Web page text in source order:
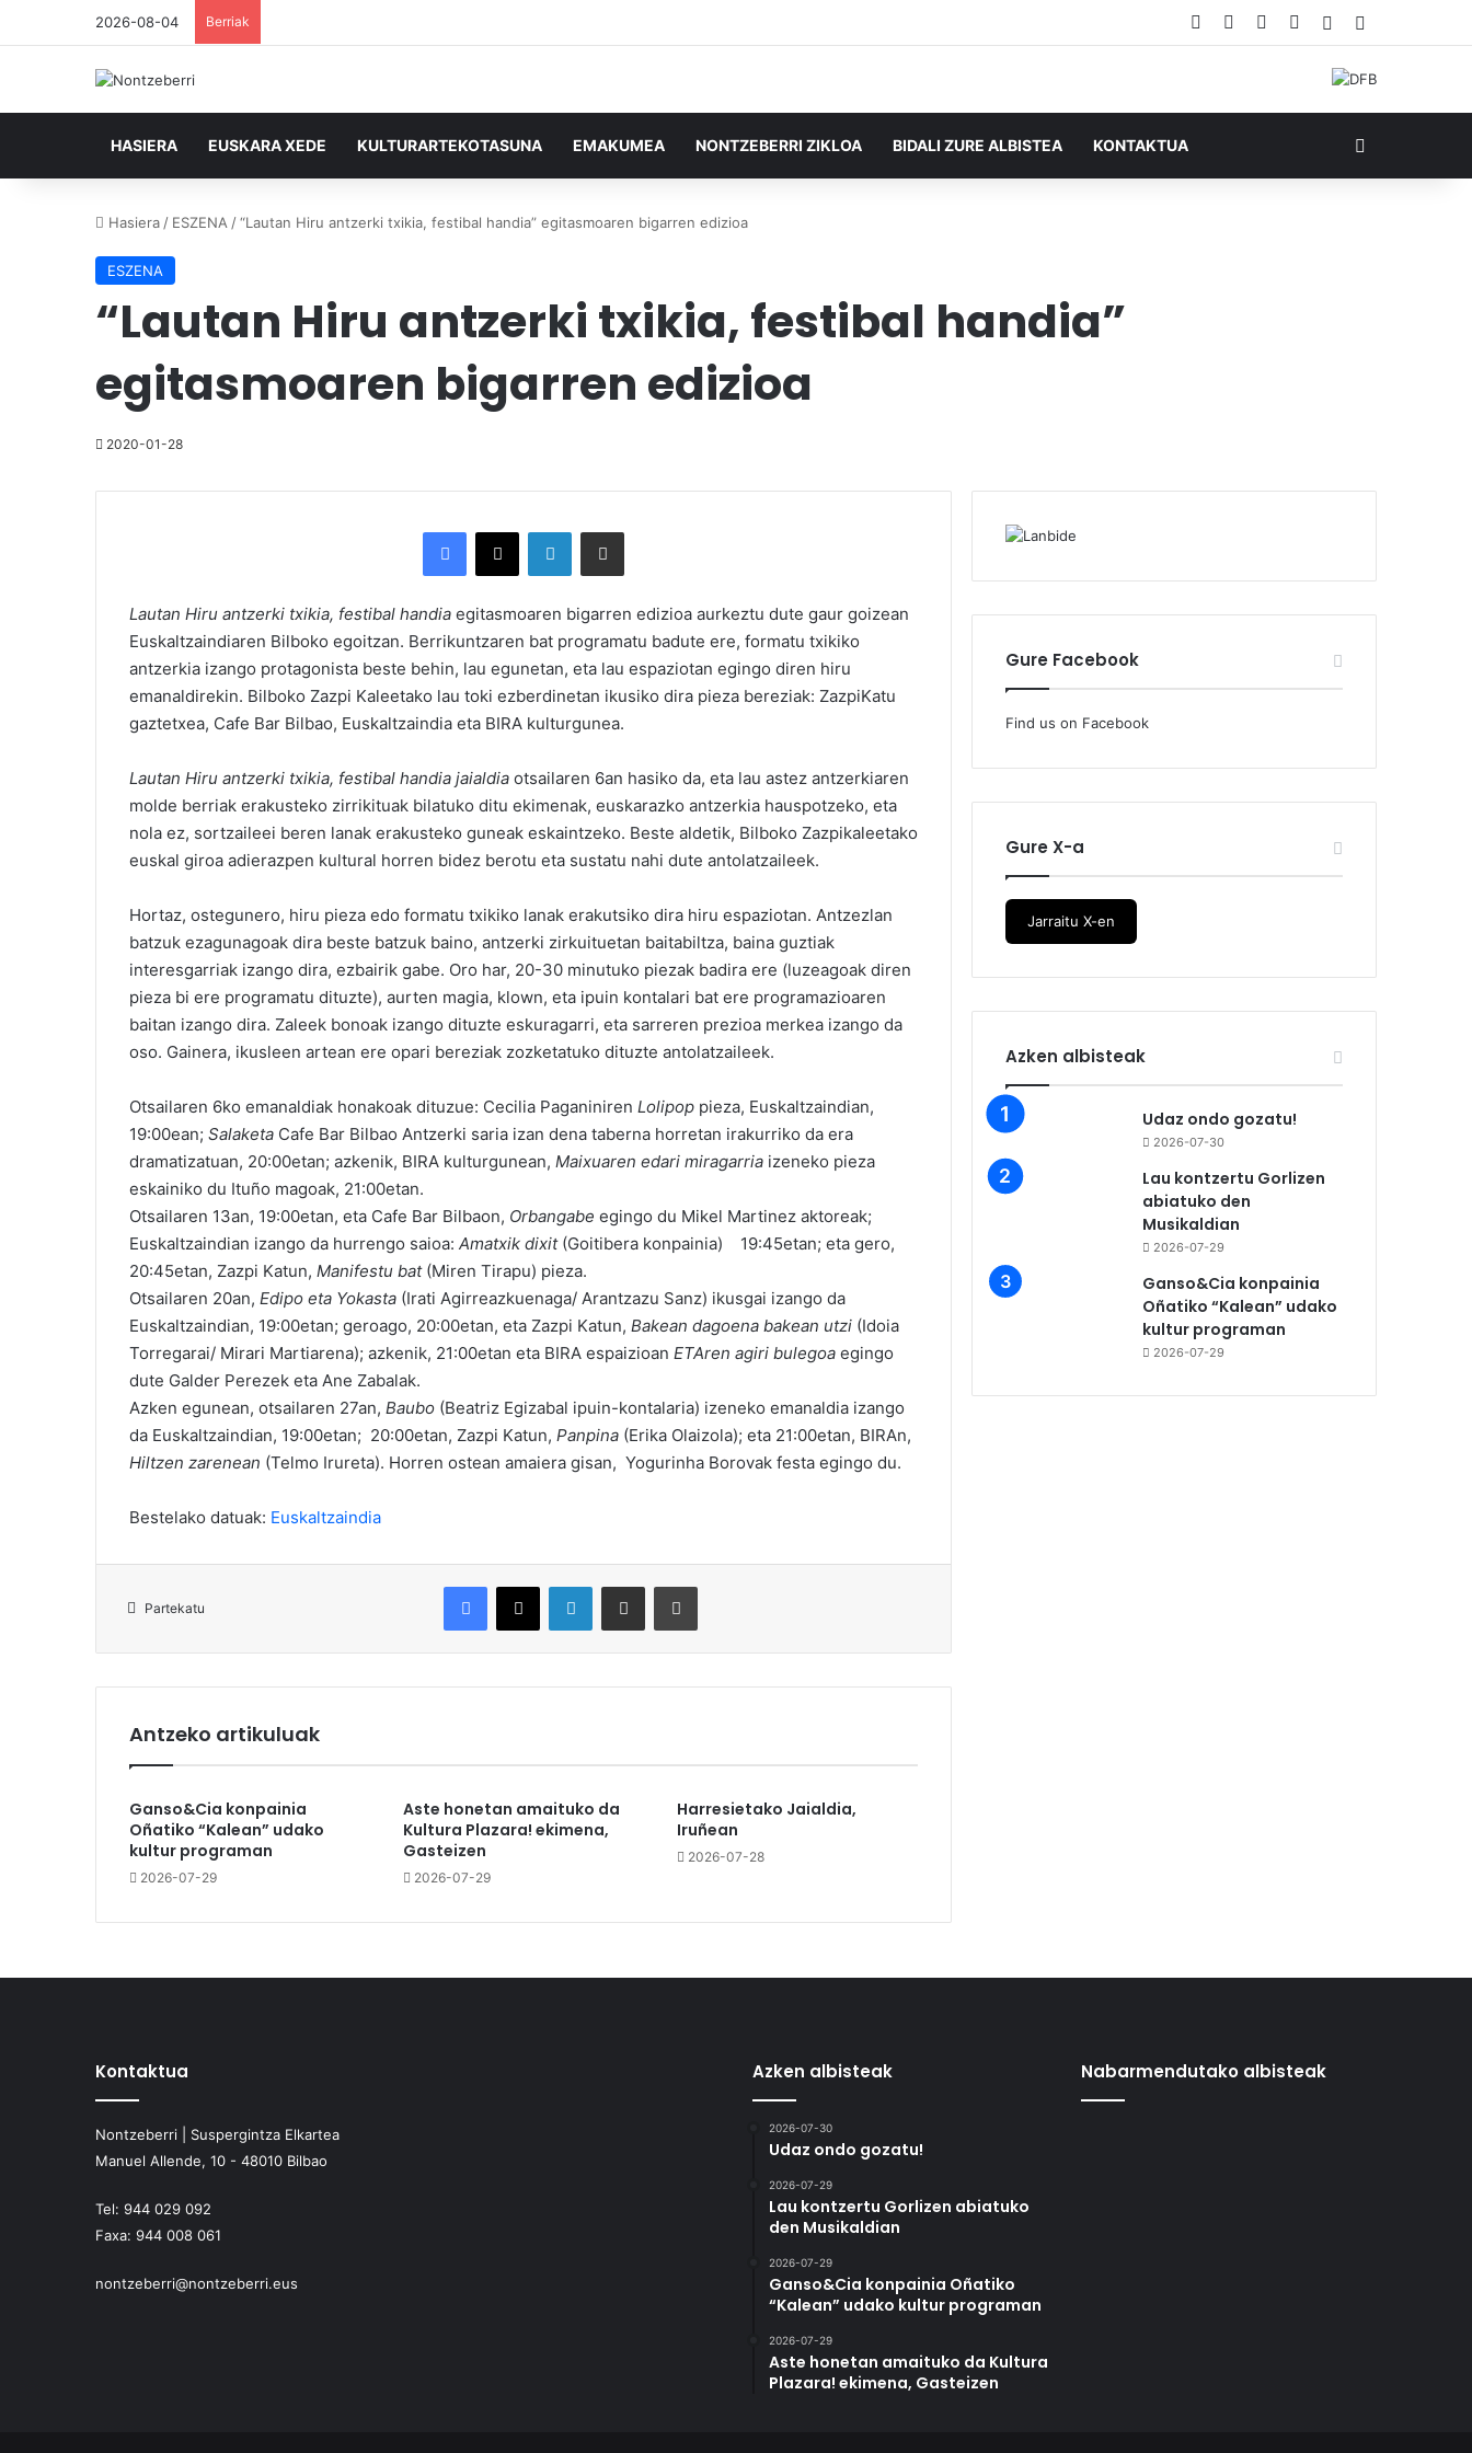
2026-08-04 Berriak Facebook YouTube
RSS Ausazko
HASIERA EUSKARA XEDE KULTURARTEKOTASUNA EMAKUMEA NONTZEBERRI ZIKLOA BIDALI ZURE ALBISTEA KONTAKTUA
Hasiera / ESZENA /“Lautan Hiru antzerki txikia, festibal handia” egitasmoaren bigarren edizioa
ESZENA
“Lautan Hiru antzerki txikia, festibal handia”
egitasmoaren bigarren edizioa
2020-01-28
Lautan Hiru antzerki txikia, festibal handia egitasmoaren bigarren edizioa aurkeztu dute gaur goizean
Euskaltzaindiaren Bilboko egoitzan. Berrikuntzaren bat programatu badute ere, formatu txikiko
antzerkia izango protagonista beste behin, lau egunetan, eta lau espaziotan egingo diren hiru
emanaldirekin. Bilboko Zazpi Kaleetako lau toki ezberdinetan ikusiko dira pieza bereziak: ZazpiKatu
gaztetxea, Cafe Bar Bilbao, Euskaltzaindia eta BIRA kulturgunea.
Lautan Hiru antzerki txikia, festibal handia jaialdia otsailaren 6an hasiko da, eta lau astez antzerkiaren
molde berriak erakusteko zirrikituak bilatuko ditu ekimenak, euskarazko antzerkia hauspotzeko, eta
nola ez, sortzaileei beren lanak erakusteko guneak eskaintzeko. Beste aldetik, Bilboko Zazpikaleetako
euskal giroa adierazpen kultural horren bidez berotu eta sustatu nahi dute antolatzaileek.
Hortaz, ostegunero, hiru pieza edo formatu txikiko lanak erakutsiko dira hiru espaziotan. Antzezlan
batzuk ezagunagoak dira beste batzuk baino, antzerki zirkuituetan baitabiltza, baina guztiak
interesgarriak izango dira, ezbairik gabe. Oro har, 20-30 minutuko piezak badira ere (luzeagoak diren
pieza bi ere programatu dituzte), aurten magia, klown, eta ipuin kontalari bat ere programazioaren
baitan izango dira. Zaleek bonoak izango dituzte eskuragarri, eta sarreren prezioa merkea izango da
oso. Gainera, ikusleen artean ere opari bereziak zozketatuko dituzte antolatzaileek.
Otsailaren 6ko emanaldiak honakoak dituzue: Cecilia Paganiniren Lolipop pieza, Euskaltzaindian,
19:00ean; Salaketa Cafe Bar Bilbao Antzerki saria izan dena taberna horretan irakurriko da era
dramatizatuan, 20:00etan; azkenik, BIRA kulturgunean, Maixuaren edari miragarria izeneko pieza
eskainiko du Ituño magoak, 21:00etan.
Otsailaren 13an, 19:00etan, eta Cafe Bar Bilbaon, Orbangabe egingo du Mikel Martinez aktoreak;
Euskaltzaindian izango da hurrengo saioa: Amatxik dixit(Goitibera konpainia) 19:45etan; eta gero,
20:45etan, Zazpi Katun, Manifestu bat(Miren Tirapu) pieza.
Otsailaren 20an, Edipo eta Yokasta (Irati Agirreazkuenaga/ Arantzazu Sanz) ikusgai izango da
Euskaltzaindian, 19:00etan; geroago, 20:00etan, eta Zazpi Katun, Bakean dagoena bakean utzi (Idoia
Torregarai/ Mirari Martiarena); azkenik, 21:00etan eta BIRA espaizioan ETAren agiri bulegoa egingo
dute Galder Perezek eta Ane Zabalak.
Azken egunean, otsailaren 27an, Baubo (Beatriz Egizabal ipuin-kontalaria) izeneko emanaldia izango
da Euskaltzaindian, 19:00etan; 20:00etan, Zazpi Katun, Panpina (Erika Olaizola); eta 21:00etan, BIRAn,
Hiltzen zarenean (Telmo Irureta). Horren ostean amaiera gisan, Yogurinha Borovak festa egingo du.
Bestelako datuak: Euskaltzaindia
Partekatu
Antzeko artikuluak
Ganso&Cia konpainia
Oñatiko “Kalean” udako
kultur programan
2026-07-29
Aste honetan amaituko da
Kultura Plazara! ekimena,
Gasteizen
2026-07-29
Harresietako Jaialdia,
Iruñean
2026-07-28
Gure Facebook
Find us on Facebook
Gure X-a
Jarraitu X-en
Azken albisteak
Udaz ondo gozatu!
2026-07-30
Lau kontzertu Gorlizen
abiatuko den
Musikaldian
2026-07-29
Ganso&Cia konpainia
Oñatiko “Kalean” udako
kultur programan
2026-07-29
Kontaktua
Nontzeberri | Suspergintza Elkartea
Manuel Allende, 10 - 48010 Bilbao
Tel: 944 029 092
Faxa: 944 008 061
nontzeberri@nontzeberri.eus
Azken albisteak
2026-07-30
Udaz ondo gozatu!
2026-07-29
Lau kontzertu Gorlizen abiatuko
den Musikaldian
2026-07-29
Ganso&Cia konpainia Oñatiko
“Kalean” udako kultur programan
2026-07-29
Aste honetan amaituko da Kultura
Plazara! ekimena, Gasteizen
Nabarmendutako albisteak